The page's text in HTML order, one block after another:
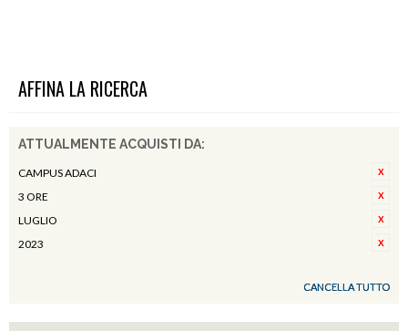
AFFINA LA RICERCA
ATTUALMENTE ACQUISTI DA:
CAMPUS ADACI
3 ORE
LUGLIO
2023
CANCELLA TUTTO